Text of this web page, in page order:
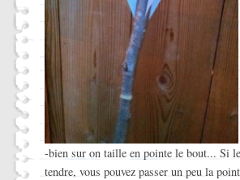
-bien sur on taille en pointe le bout... Si
tendre, vous pouvez passer un peu la